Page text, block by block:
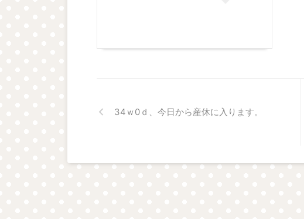
34ｗ0ｄ、今日から産休に入ります。